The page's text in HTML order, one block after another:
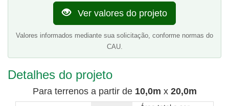
Ver valores do projeto
Valores informados mediante sua solicitação, conforme normas do
CAU.
Detalhes do projeto
Para terrenos a partir de 10,0m x 20,0m